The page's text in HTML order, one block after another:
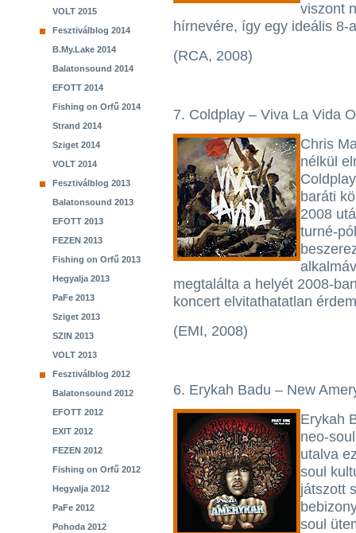
VOLT 2015
Fesztiválblog 2014
B.My.Lake 2014
Balatonsound 2014
EFOTT 2014
Fishing on Orfű 2014
Strand 2014
Sziget 2014
VOLT 2014
Fesztiválblog 2013
Balatonsound 2013
EFOTT 2013
FEZEN 2013
Fishing on Orfű 2013
Hegyalja 2013
PaFe 2013
Sziget 2013
SZIN 2013
VOLT 2013
Fesztiválblog 2012
Balatonsound 2012
EFOTT 2012
EXIT 2012
FEZEN 2012
Fishing on Orfű 2012
Hegyalja 2012
PaFe 2012
Pohoda 2012
viszont
hírnevére, így egy ideális 8-
(RCA, 2008)
7. Coldplay – Viva La Vida
Chris
nélkül
baráti
2008
turné-
megtalálta a helyét 2008-
koncert elvitathatatlan
(EMI, 2008)
6. Erykah Badu – New
Erykah
neo-
utalva
soul
játszott
soul